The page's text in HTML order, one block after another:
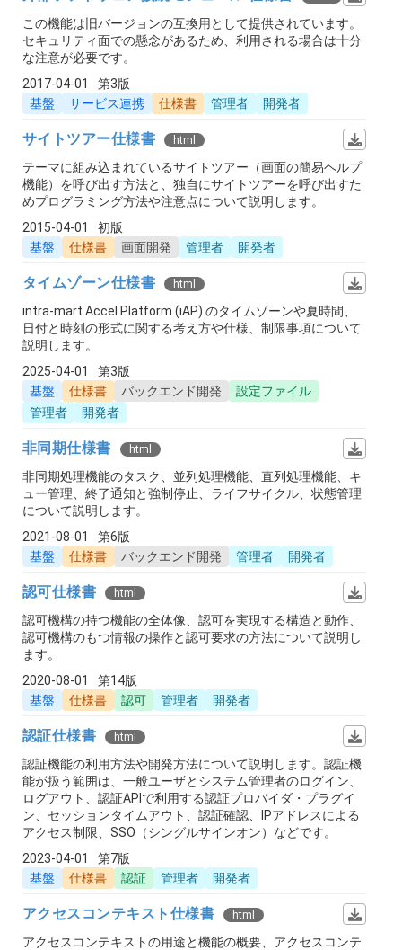
この機能は旧バージョンの互換用として提供されています。
セキュリティ面での懸念があるため、利用される場合は十分
な注意が必要です。
2017-04-01
第3版
基盤
サービス連携 仕様書 管理者 開発者
サイトツアー仕様書 html
テーマに組み込まれているサイトツアー（画面の簡易ヘルプ
機能）を呼び出す方法と、独自にサイトツアーを呼び出すた
めプログラミング方法や注意点について説明します。
2015-04-01
初版
基盤
仕様書 画面開発 管理者 開発者
タイムゾーン仕様書 html
intra-mart Accel Platform (iAP) のタイムゾーンや夏時間、
日付と時刻の形式に関する考え方や仕様、制限事項について
説明します。
2025-04-01
第3版
基盤
仕様書 バックエンド開発
設定ファイル
管理者
開発者
非同期仕様書 html
非同期処理機能のタスク、並列処理機能、直列処理機能、キ
ュー管理、終了通知と強制停止、ライフサイクル、状態管理
について説明します。
2021-08-01
第6版
基盤
仕様書 バックエンド開発 管理者 開発者
認可仕様書 html
認可機構の持つ機能の全体像、認可を実現する構造と動作、
認可機構のもつ情報の操作と認可要求の方法について説明し
ます。
2020-08-01
第14版
基盤
仕様書 認可 管理者 開発者
認証仕様書 html
認証機能の利用方法や開発方法について説明します。認証機
能が扱う範囲は、一般ユーザとシステム管理者のログイン、
ログアウト、認証APIで利用する認証プロバイダ・プラグイ
ン、セッションタイムアウト、認証確認、IPアドレスによる
アクセス制限、SSO（シングルサインオン）などです。
2023-04-01
第7版
基盤
仕様書 認証 管理者 開発者
アクセスコンテキスト仕様書 html
アクセスコンテキストの用途と機能の概要、アクセスコンテ